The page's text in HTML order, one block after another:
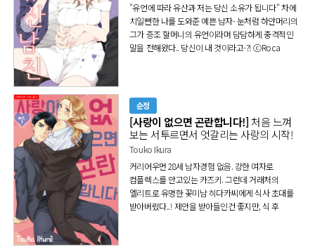
"유언에 따라 유산과 저는 당신 소유가 됩니다" 차에
치일뻔한 나를 도와준 예쁜 남자- 눈처럼 하얀머리의
그가 증조 할머니의 유언이라며 담담하게 충격적인
말을 전해왔다.. 당신이 내 것이라고-?! ⓒRoca
순정
[사랑이 없으면 곤란합니다!]처음 느껴
보는 서투르면서 엇갈리는 사랑의 시작!
Touko Ikura
커리어우먼 28세 남자경험 없음. 강한 여자로
컴플렉스를 안고있는 카즈키. 그런데 거래처의
엘리트로 유명한 꽃미남 히다카씨에게 식사 초대를
받아버렸다..! 제안을 받아들인건 좋지만, 식 후